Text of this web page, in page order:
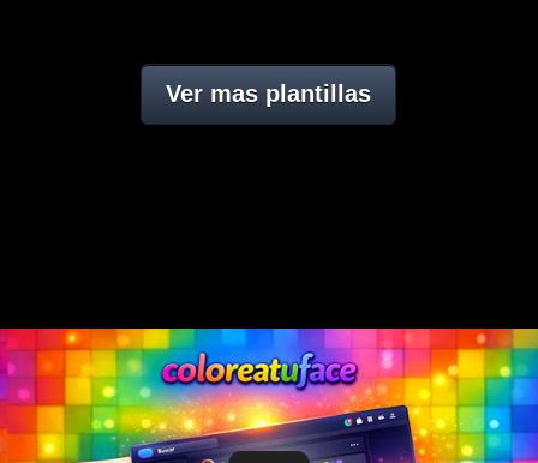
Ver mas plantillas